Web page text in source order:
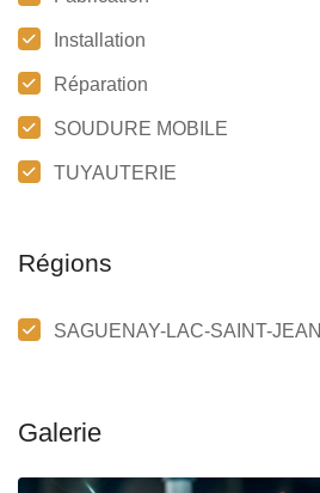
Installation
Réparation
SOUDURE MOBILE
TUYAUTERIE
Régions
SAGUENAY-LAC-SAINT-JEAN